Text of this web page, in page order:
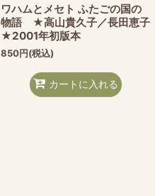
ワハムとメセト ふたごの国の
物語 ★高山貴久子／長田恵子
★2001年初版本
850円(税込)
カートに入れる